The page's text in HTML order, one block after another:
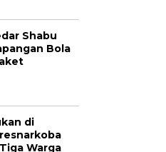
Shabu
Bola
di
Warga